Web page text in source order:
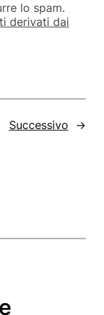
lo spam.
derivati dai
Successivo →